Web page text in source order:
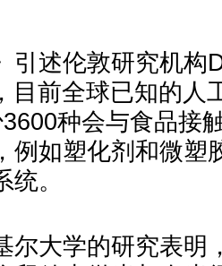
引述伦敦研究机构
目前全球已知的人
种会与食品接
例如塑化剂和微塑
。
尔大学的研究表明